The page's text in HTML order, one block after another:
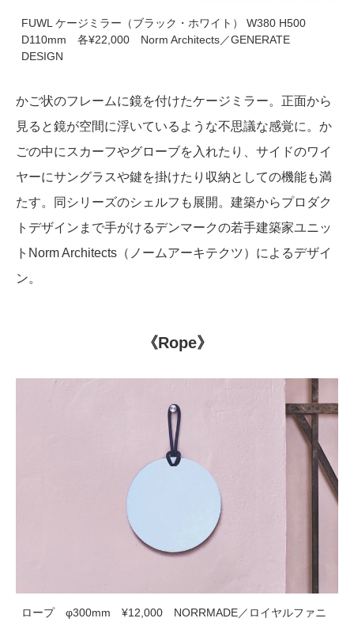
FUWL ケージミラー（ブラック・ホワイト） W380 H500
D110mm 各¥22,000 Norm Architects／GENERATE
DESIGN
かご状のフレームに鏡を付けたケージミラー。正面から
見ると鏡が空間に浮いているような不思議な感覚に。か
ごの中にスカーフやグローブを入れたり、サイドのワイ
ヤーにサングラスや鍵を掛けたり収納としての機能も満
たす。同シリーズのシェルフも展開。建築からプロダク
トデザインまで手がけるデンマークの若手建築家ユニッ
トNorm Architects（ノームアーキテクツ）によるデザイ
ン。
《Rope》
ロープ φ300mm ¥12,000 NORRMADE／ロイヤルファニ